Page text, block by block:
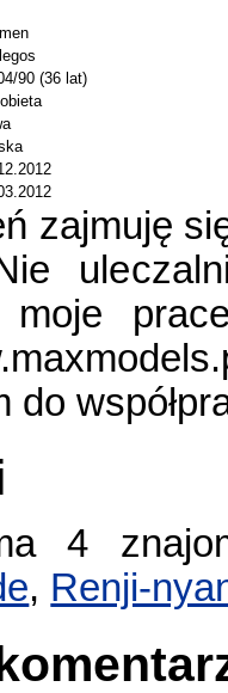
90 (36 lat)
zajmuję
do
4
, Renji-